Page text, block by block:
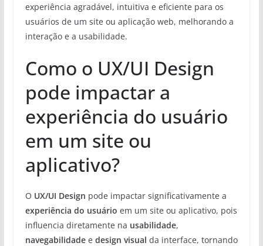
experiência agradável, intuitiva e eficiente para os
usuários de um site ou aplicação web, melhorando a
interação e a usabilidade.
Como o UX/UI Design
pode impactar a
experiência do usuário
em um site ou
aplicativo?
O UX/UI Design pode impactar significativamente a
experiência do usuário em um site ou aplicativo, pois
influencia diretamente na usabilidade,
navegabilidadee design visual da interface, tornando